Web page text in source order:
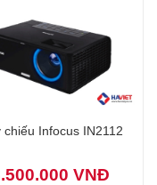
chiếu Infocus IN2112
VNĐ